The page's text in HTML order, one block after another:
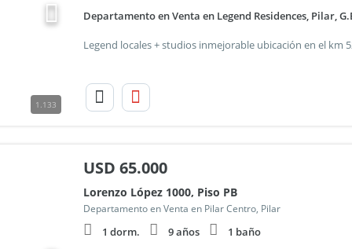
1.133
Departamento en Venta en Legend Residences, Pilar,
USD 65.000
Lorenzo López 1000, Piso PB
Departamento en Venta en Pilar Centro, Pilar
1 dorm. 9 años 1 baño